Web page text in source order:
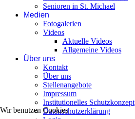
Senioren in St. Michael
Medien
Fotogalerien
Videos
Aktuelle Videos
Allgemeine Videos
Über uns
Kontakt
Über uns
Stellenangebote
Impressum
Institutionelles Schutzkonzept
Datenschutzerklärung
Wir benutzen Cookies